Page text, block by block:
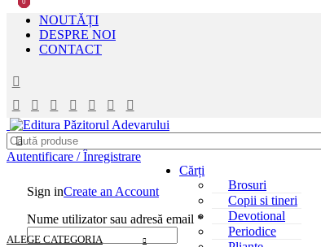
NOUTĂȚI
DESPRE NOI
CONTACT
ALEGE CATEGORIA
Cărți
Brosuri
Copii si tineri
Devotional
Periodice
Autentificare / Înregistrare
Sign inCreate an Account
Nume utilizator sau adresă email *
0
0
0
0